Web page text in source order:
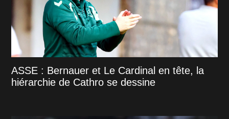
ASSE : Bernauer et Le Cardinal en tête, la
hiérarchie de Cathro se dessine